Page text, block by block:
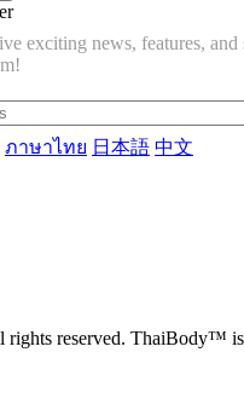
exciting news, features, and
ภาษาไทย 日本語 中文
reserved. ThaiBody™ is